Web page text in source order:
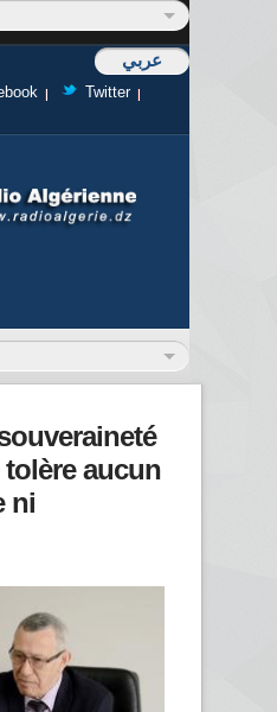
عربي
Twitter
recherche
aucun
ni